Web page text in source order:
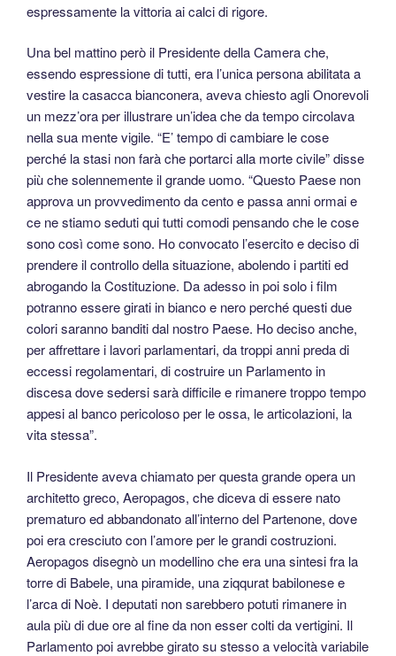
espressamente la vittoria ai calci di rigore.
Una bel mattino però il Presidente della Camera che,
essendo espressione di tutti, era l’unica persona abilitata a
vestire la casacca bianconera, aveva chiesto agli Onorevoli
un mezz’ora per illustrare un’idea che da tempo circolava
nella sua mente vigile. “E’ tempo di cambiare le cose
perché la stasi non farà che portarci alla morte civile” disse
più che solennemente il grande uomo. “Questo Paese non
approva un provvedimento da cento e passa anni ormai e
ce ne stiamo seduti qui tutti comodi pensando che le cose
sono così come sono. Ho convocato l’esercito e deciso di
prendere il controllo della situazione, abolendo i partiti ed
abrogando la Costituzione. Da adesso in poi solo i film
potranno essere girati in bianco e nero perché questi due
colori saranno banditi dal nostro Paese. Ho deciso anche,
per affrettare i lavori parlamentari, da troppi anni preda di
eccessi regolamentari, di costruire un Parlamento in
discesa dove sedersi sarà difficile e rimanere troppo tempo
appesi al banco pericoloso per le ossa, le articolazioni, la
vita stessa”.
Il Presidente aveva chiamato per questa grande opera un
architetto greco, Aeropagos, che diceva di essere nato
prematuro ed abbandonato all’interno del Partenone, dove
poi era cresciuto con l’amore per le grandi costruzioni.
Aeropagos disegnò un modellino che era una sintesi fra la
torre di Babele, una piramide, una ziqqurat babilonese e
l’arca di Noè. I deputati non sarebbero potuti rimanere in
aula più di due ore al fine da non esser colti da vertigini. Il
Parlamento poi avrebbe girato su stesso a velocità variabile